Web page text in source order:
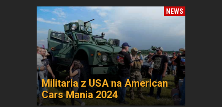
NEWS
Militaria z USA na American
Cars Mania 2024